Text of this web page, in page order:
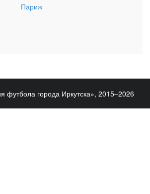
Париж
города Иркутска», 2015–2026